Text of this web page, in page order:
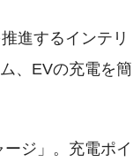
進するインテリ
、EVの充電を簡
ジ」。充電ポイ